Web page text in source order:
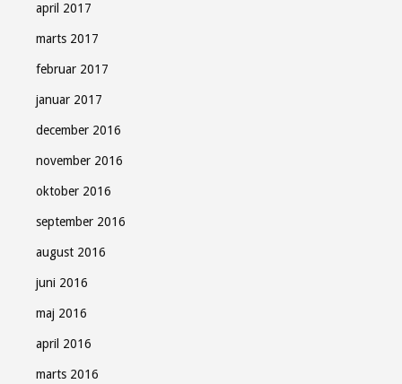
april 2017
marts 2017
februar 2017
januar 2017
december 2016
november 2016
oktober 2016
september 2016
august 2016
juni 2016
maj 2016
april 2016
marts 2016